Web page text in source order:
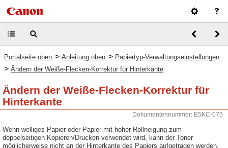
Portalseite oben > Anleitung oben > Papiertyp-Verwaltungseinstellungen
> Ändern der Weiße-Flecken-Korrektur für Hinterkante
Ändern der Weiße-Flecken-Korrektur für
Hinterkante
Dokumentennummer: E5KC-075
Wenn welliges Papier oder Papier mit hoher Rollneigung zum
doppelseitigen Kopieren/Drucken verwendet wird, kann der Toner
möglicherweise nicht an der Hinterkante des Papiers aufgetragen werden,